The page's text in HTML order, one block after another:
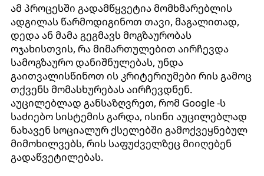
ამ პროცესში გადამწყვეტია მომხმარებლის
ადგილას წარმოდიგინოთ თავი, მაგალითად,
დედა ან მამა გეგმავს მოგზაურობას
ოჯახისთვის, რა მიმართულებით აირჩევდა
სამოგზაურო დანიშნულებას, უნდა
გაითვალისწინოთ ის კრიტერიუმები რის გამოც
თქვენს მომასხურებას აირჩევდნენ.
აუცილებლად განსაზღვრეთ, რომ Google -ს
საძიებო სისტემის გარდა, ისინი აუცილებლად
ნახავენ სოციალურ ქსელებში გამოქვეყნებულ
მიმოხილვებს, რის საფუძველზეც მიიღებენ
გადაწვეტილებას.